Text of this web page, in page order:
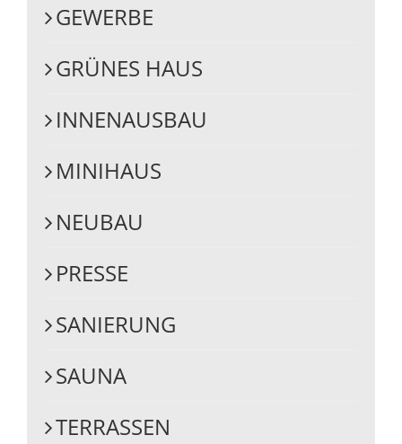
GEWERBE
GRÜNES HAUS
INNENAUSBAU
MINIHAUS
NEUBAU
PRESSE
SANIERUNG
SAUNA
TERRASSEN